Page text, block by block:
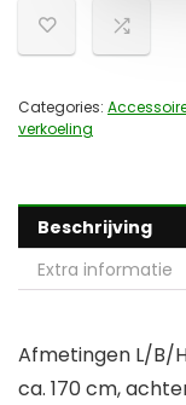
Categories:
verkoeling
Beschrijving
Extra informatie
Afmetingen L/B/
ca. 170 cm,